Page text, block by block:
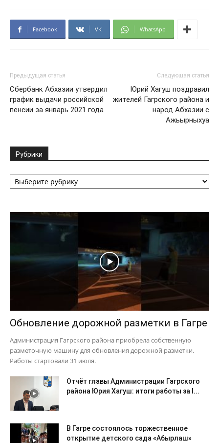
Facebook VK WhatsApp
Предыдущая статья
Сбербанк Абхазии утвердил
график выдачи российской
пенсии за январь 2021 года
Следующая статья
Юрий Хагуш поздравил
жителей Гагрского района и
народ Абхазии с
Ажьырныхуа
Рубрики
Рубрики
Обновление дорожной разметки в Гагре
Администрация Гагрского района приобрела собственную
разметочную машину для обновления дорожной разметки.
Работы стартовали 31 июля.
Отчёт главы Администрации Гагрского
района Юрия Хагуш: итоги работы за I...
В Гагре состоялось торжественное
открытие детского сада «Абырлаш»